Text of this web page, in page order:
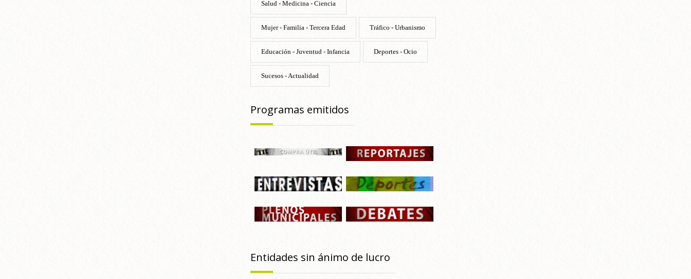
Salud - Medicina - Ciencia
Mujer - Familia - Tercera Edad Tráfico - Urbanismo
Educación - Juventud - Infancia Deportes - Ocio
Sucesos - Actualidad
Programas emitidos
Entidades sin ánimo de lucro